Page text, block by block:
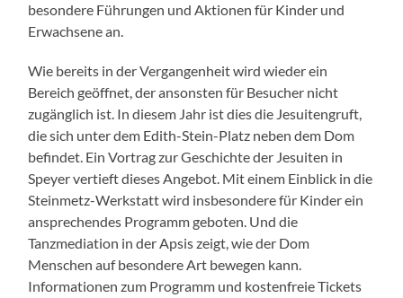
besondere Führungen und Aktionen für Kinder und
Erwachsene an.
Wie bereits in der Vergangenheit wird wieder ein
Bereich geöffnet, der ansonsten für Besucher nicht
zugänglich ist. In diesem Jahr ist dies die Jesuitengruft,
die sich unter dem Edith-Stein-Platz neben dem Dom
befindet. Ein Vortrag zur Geschichte der Jesuiten in
Speyer vertieft dieses Angebot. Mit einem Einblick in die
Steinmetz-Werkstatt wird insbesondere für Kinder ein
ansprechendes Programm geboten. Und die
Tanzmediation in der Apsis zeigt, wie der Dom
Menschen auf besondere Art bewegen kann.
Informationen zum Programm und kostenfreie Tickets